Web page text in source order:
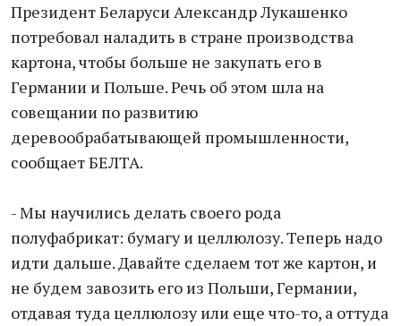
Президент Беларуси Александр Лукашенко
потребовал наладить в стране производства
картона, чтобы больше не закупать его в
Германии и Польше. Речь об этом шла на
совещании по развитию
деревообрабатывающей промышленности,
сообщает БЕЛТА.
- Мы научились делать своего рода
полуфабрикат: бумагу и целлюлозу. Теперь надо
идти дальше. Давайте сделаем тот же картон, и
не будем завозить его из Польши, Германии,
отдавая туда целлюлозу или еще что-то, а оттуда